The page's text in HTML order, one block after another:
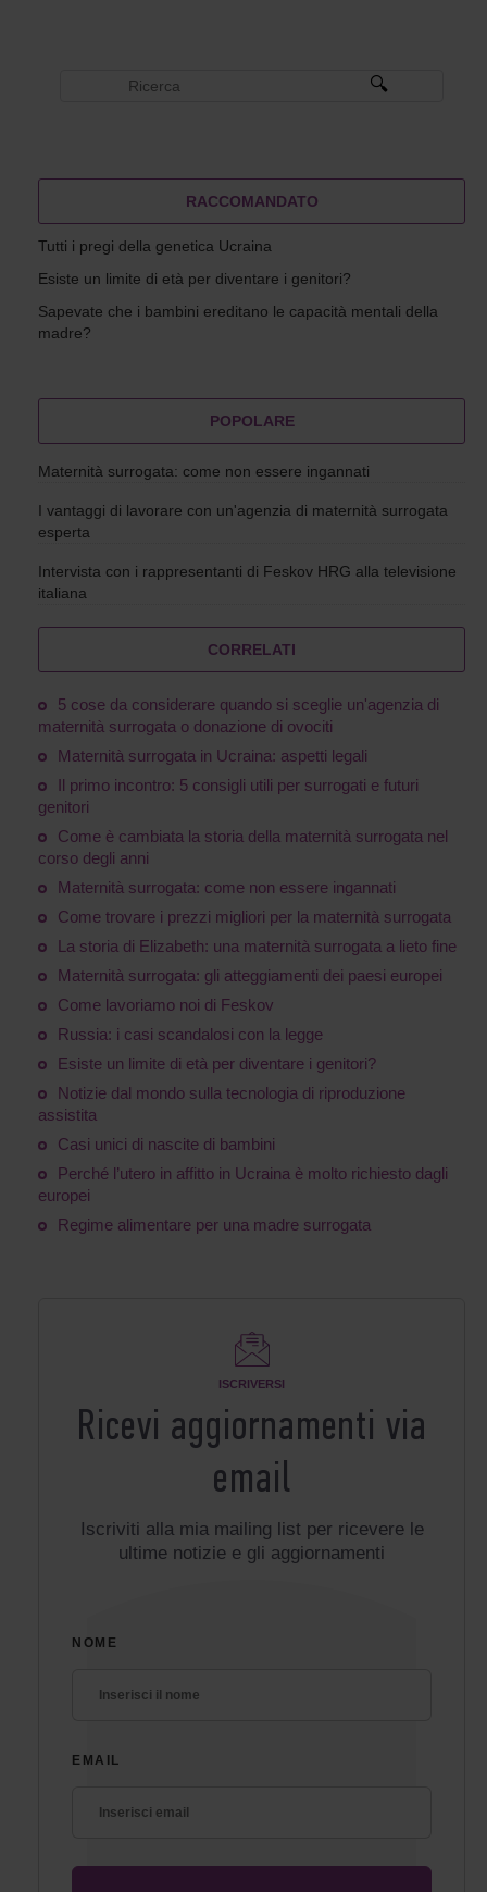
RACCOMANDATO
Tutti i pregi della genetica Ucraina
Esiste un limite di età per diventare i genitori?
Sapevate che i bambini ereditano le capacità mentali della
madre?
POPOLARE
Maternità surrogata: come non essere ingannati
I vantaggi di lavorare con un'agenzia di maternità surrogata
esperta
Intervista con i rappresentanti di Feskov HRG alla televisione
italiana
CORRELATI
5 cose da considerare quando si sceglie un'agenzia di
maternità surrogata o donazione di ovociti
Maternità surrogata in Ucraina: aspetti legali
Il primo incontro: 5 consigli utili per surrogati e futuri
genitori
Come è cambiata la storia della maternità surrogata nel
corso degli anni
Maternità surrogata: come non essere ingannati
Come trovare i prezzi migliori per la maternità surrogata
La storia di Elizabeth: una maternità surrogata a lieto fine
Maternità surrogata: gli atteggiamenti dei paesi europei
Come lavoriamo noi di Feskov
Russia: i casi scandalosi con la legge
Esiste un limite di età per diventare i genitori?
Notizie dal mondo sulla tecnologia di riproduzione
assistita
Casi unici di nascite di bambini
Perché l’utero in affitto in Ucraina è molto richiesto dagli
europei
Regime alimentare per una madre surrogata
ISCRIVERSI
Ricevi aggiornamenti via
email
Iscriviti alla mia mailing list per ricevere le
ultime notizie e gli aggiornamenti
NOME
EMAIL